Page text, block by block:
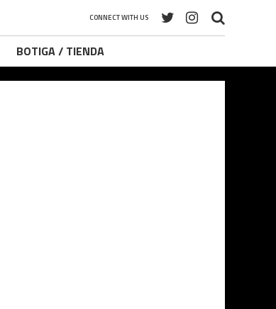
CONNECT WITH US
BOTIGA / TIENDA